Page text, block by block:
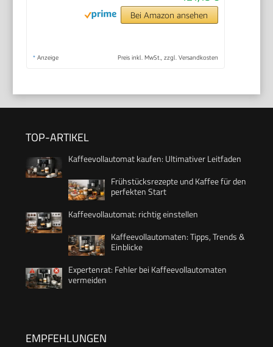
Bei Amazon ansehen
* Anzeige Preis inkl. MwSt., zzgl. Versandkosten
TOP-ARTIKEL
Kaffeevollautomat kaufen: Ultimativer Leitfaden
Frühstücksrezepte und Kaffee für den
perfekten Start
Kaffeevollautomat: richtig einstellen
Kaffeevollautomaten: Tipps, Trends &
Einblicke
Expertenrat: Fehler bei Kaffeevollautomaten
vermeiden
EMPFEHLUNGEN